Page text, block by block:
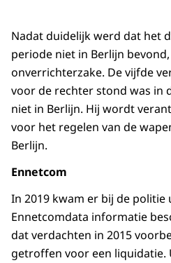
Nadat duidelijk werd dat het
periode niet in Berlijn
onverrichterzake. De vijfde
voor de rechter stond was in
niet in Berlijn. Hij wordt
voor het regelen van de
Berlijn.
Ennetcom
In 2019 kwam er bij de politie
Ennetcomdata informatie
dat verdachten in 2015
getroffen voor een liquidatie.